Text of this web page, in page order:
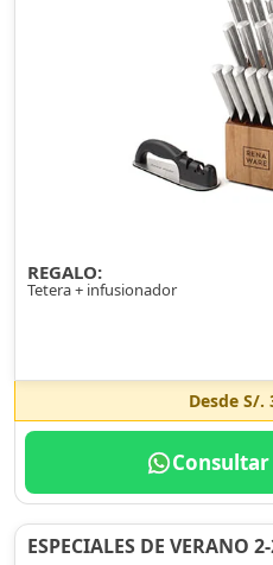
REGALO:
Tetera + infusionador
Desde S/.
ESPECIALES DE VERANO